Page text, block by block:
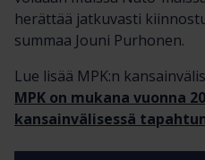
herättää jatkuvasti
summaa Jouni Purhonen.
Lue lisää MPK:n
MPK on mukana vuonna
kansainvälisessä